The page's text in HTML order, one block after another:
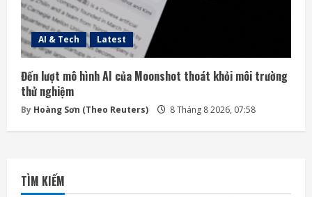
AI & Tech Latest
Đến lượt mô hình AI của Moonshot thoát khỏi môi trường
thử nghiệm
By Hoàng Sơn (Theo Reuters) 8 Tháng 8 2026, 07:58
TÌM KIẾM